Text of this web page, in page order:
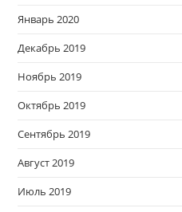
Январь 2020
Декабрь 2019
Ноябрь 2019
Октябрь 2019
Сентябрь 2019
Август 2019
Июль 2019